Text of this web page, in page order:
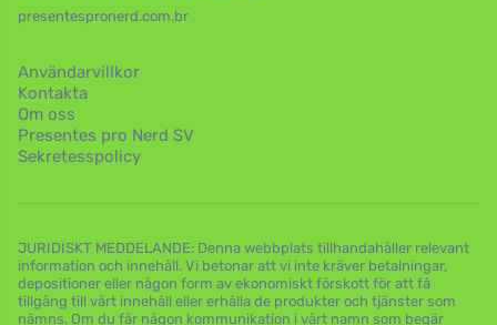
presentespronerd.com.br
Användarvillkor
Kontakta
Om oss
Presentes pro Nerd SV
Sekretesspolicy
JURIDISKT MEDDELANDE: Denna webbplats tillhandahåller relevant
information och innehåll. Vi betonar att vi inte kräver betalningar,
depositioner eller någon form av ekonomiskt förskott för att få
tillgång till vårt innehåll eller erhålla de produkter och tjänster som
nämns. Om du får någon kommunikation i vårt namn som begär